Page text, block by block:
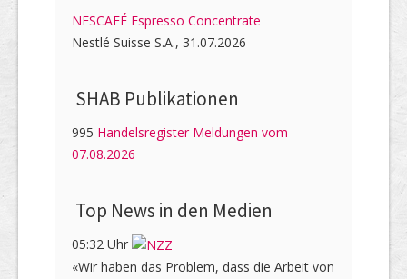
NESCAFÉ Espresso Concentrate
Nestlé Suisse S.A., 31.07.2026
SHAB Publi­kati­onen
995 Handelsregister Meldungen vom
07.08.2026
Top News in den Medien
05:32 Uhr
«Wir haben das Problem, dass die Arbeit von